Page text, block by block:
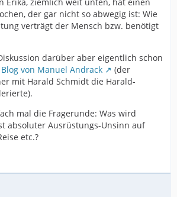
der gar nicht so abwegig ist: Wie
verträgt der Mensch bzw. benötigt
darüber aber eigentlich schon
Blog von Manuel Andrack
(der
mit Harald Schmidt die Harald-
mal die Fragerunde: Was wird
absoluter Ausrüstungs-Unsinn auf
etc.?